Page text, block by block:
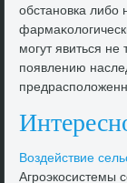
обстановка либо
могут явиться
появлению
Воздействие
Агроэкосистемы